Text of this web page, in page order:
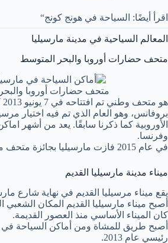
اقرأ أيضًا: السياحة في هونج كونج“
المعالم السياحية في مدينة مارسيليا
متحف حضارات أوروبا والبحر المتوسط
متحف حضارات أوروبا
بروفانس، وهو العام الذي تم فيه اختيار
الأوروبية كما ذكرنا سابقًا. يعد من أشهر
وفرنسا.
في عام 2015 فازت مارسيليا بجائزة متحف مجلس أوروبا.
ميناء مدينة مارسيليا القديم
يقع ميناء مرسيليا القديم في نهاية شارع
أصبح ميناء مارسيليا القديم المكان الشعبي
كان الميناء الأساسي منذ العصور القديمة.
أصبح طريق للمشاة ومن أماكن السياحة
رئيسي عام 2013.